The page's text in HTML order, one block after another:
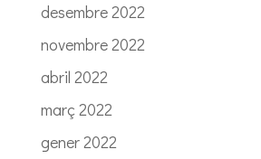
desembre 2022
novembre 2022
abril 2022
març 2022
gener 2022